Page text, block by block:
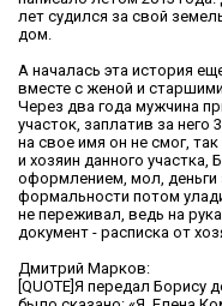
лет судился за свой
дом.
А началась эта история
вместе с женой и
Через два года мужчина
участок, заплатив за
на свое имя он не смог,
и хозяин данного
оформлением, мол, деньги
формальности потом
не переживал, ведь на
документ - расписка от
Дмитрий Марков:
[QUOTE]Я передал Борису